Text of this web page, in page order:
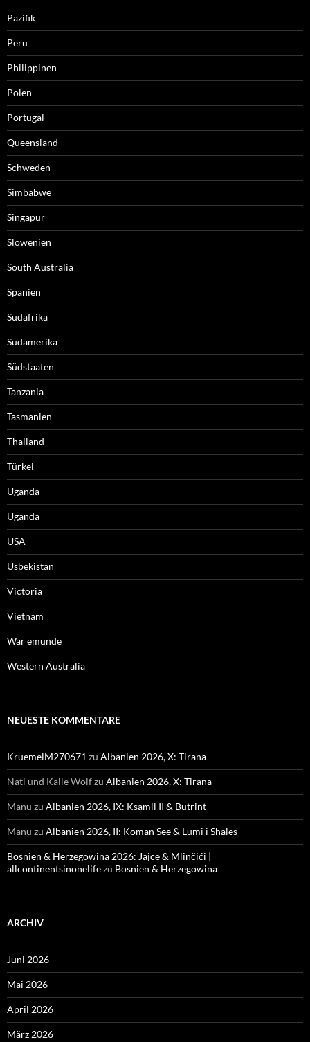
Pazifik
Peru
Philippinen
Polen
Portugal
Queensland
Schweden
Simbabwe
Singapur
Slowenien
South Australia
Spanien
Südafrika
Südamerika
Südstaaten
Tanzania
Tasmanien
Thailand
Türkei
Uganda
Uganda
USA
Usbekistan
Victoria
Vietnam
War emünde
Western Australia
NEUESTE KOMMENTARE
KruemelM270671 zu Albanien 2026, X: Tirana
Nati und Kalle Wolfzu Albanien 2026, X: Tirana
Manu zu Albanien 2026, IX: Ksamil II & Butrint
Manu zu Albanien 2026, II: Koman See & Lumi i Shales
Bosnien & Herzegowina 2026: Jajce & Mlinčići |
allcontinentsinonelifezu Bosnien & Herzegowina
ARCHIV
Juni 2026
Mai 2026
April 2026
März 2026